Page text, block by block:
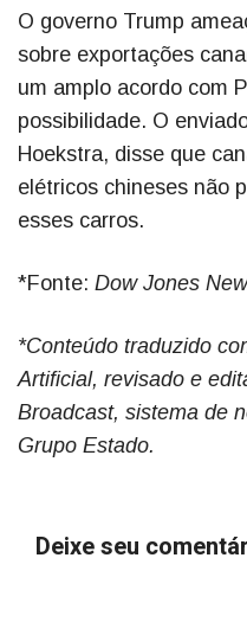
O governo Trump
sobre exportações
um amplo acordo com
possibilidade. O
Hoekstra, disse que
elétricos chineses não
esses carros.
*Fonte: Dow Jones
*Conteúdo traduzido
Artificial, revisado e
Broadcast, sistema de
Grupo Estado.
Deixe seu